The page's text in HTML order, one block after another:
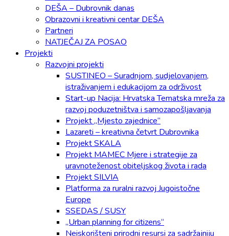
DEŠA – Dubrovnik danas
Obrazovni i kreativni centar DEŠA
Partneri
NATJEČAJ ZA POSAO
Projekti
Razvojni projekti
SUSTINEO – Suradnjom, sudjelovanjem,
istraživanjem i edukacijom za održivost
Start-up Nacija: Hrvatska Tematska mreža za
razvoj poduzetništva i samozapošljavanja
Projekt „Mjesto zajednice“
Lazareti – kreativna četvrt Dubrovnika
Projekt SKALA
Projekt MAMEC Mjere i strategije za
uravnoteženost obiteljskog života i rada
Projekt SILVIA
Platforma za ruralni razvoj Jugoistočne
Europe
SSEDAS / SUSY
„Urban planning for citizens“
Neiskorišteni prirodni resursi za sadržajniju